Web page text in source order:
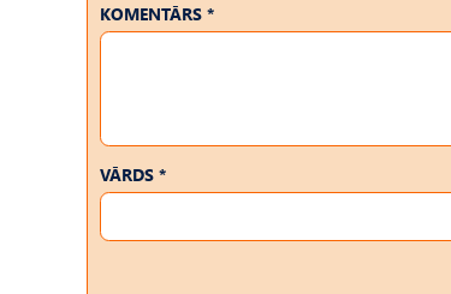
KOMENTĀRS *
VĀRDS *